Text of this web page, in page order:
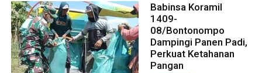
Babinsa Koramil
1409-
08/Bontonompo
Dampingi Panen Padi,
Perkuat Ketahanan
Pangan